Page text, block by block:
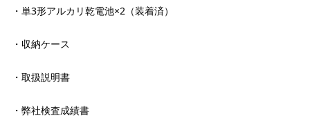
・単3形アルカリ乾電池×2（装着済）
・収納ケース
・取扱説明書
・弊社検査成績書